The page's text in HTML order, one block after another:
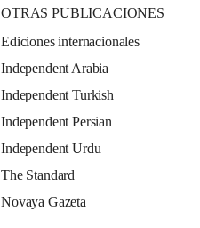
OTRAS PUBLICACIONES
Ediciones internacionales
Independent Arabia
Independent Turkish
Independent Persian
Independent Urdu
The Standard
Novaya Gazeta